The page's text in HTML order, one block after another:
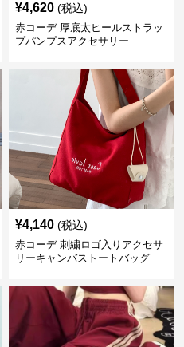
¥4,620 (税込)
赤コーデ 厚底太ヒールストラッ
プパンプスアクセサリー
¥4,140 (税込)
赤コーデ 刺繍ロゴ入りアクセサ
リーキャンバストートバッグ